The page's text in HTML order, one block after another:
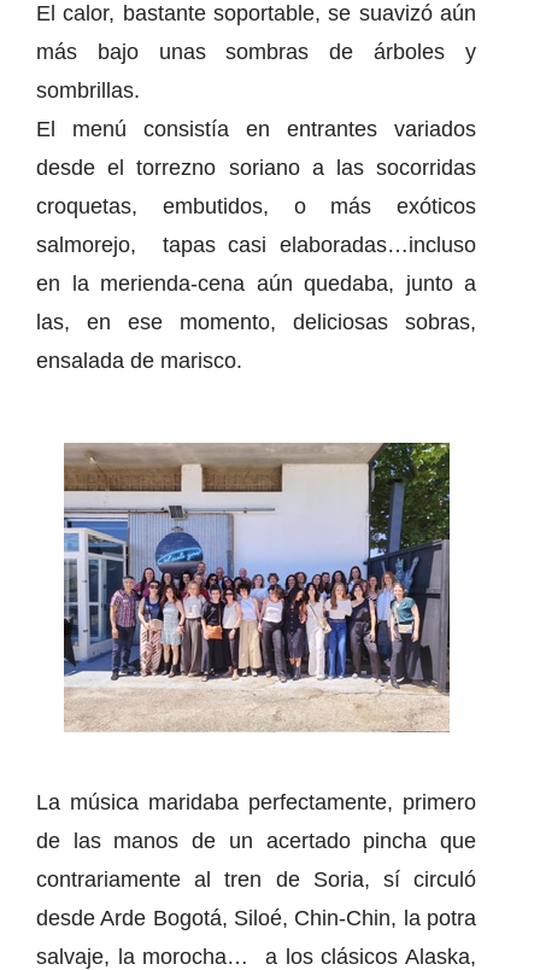
El calor, bastante soportable, se suavizó aún
más bajo unas sombras de árboles y
sombrillas.
El menú consistía en entrantes variados
desde el torrezno soriano a las socorridas
croquetas, embutidos, o más exóticos
salmorejo, tapas casi elaboradas…incluso
en la merienda-cena aún quedaba, junto a
las, en ese momento, deliciosas sobras,
ensalada de marisco.
La música maridaba perfectamente, primero
de las manos de un acertado pincha que
contrariamente al tren de Soria, sí circuló
desde Arde Bogotá, Siloé, Chin-Chin, la potra
salvaje, la morocha… a los clásicos Alaska,